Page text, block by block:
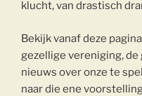
klucht, van drastisch
Bekijk vanaf deze
gezellige vereniging,
nieuws over onze te
naar die ene